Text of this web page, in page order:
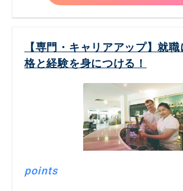
【専門・キャリアアップ】就
格と経験を身につける！
points